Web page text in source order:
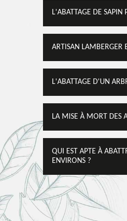
L'ABATTAGE DE SAPIN
ARTISAN LAMBERGER
L'ABATTAGE D'UN
LA MISE À MORT DES
QUI EST APTE À
ENVIRONS ?